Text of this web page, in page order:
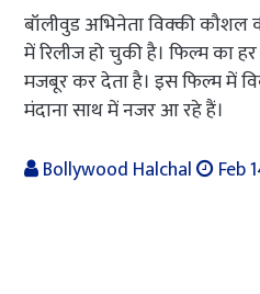
बॉलीवुड अभिनेता विक्की कौशल
में रिलीज हो चुकी है। फिल्म का
मजबूर कर देता है। इस फिल्म में
मंदाना साथ में नजर आ रहे हैं।
Bollywood Halchal
Feb